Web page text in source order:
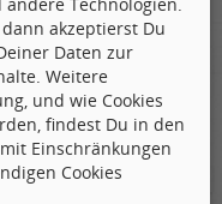
05.07.2010 - 17:33 Uhr ·
auf DuRöhre
akzeptierst Du
Daten zur
Weitere
und wie Cookies
findest Du in den
mit Einschränkungen
Cookies